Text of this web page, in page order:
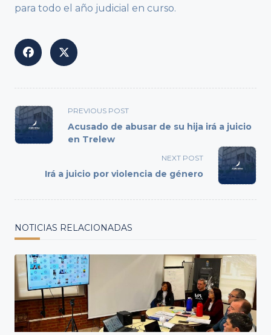
para todo el año judicial en curso.
<span
class="nav-
subtitle
text">Page</span>
PREVIOUS POST
Acusado de abusar de su hija irá a juicio
en Trelew
NEXT POST
Irá a juicio por violencia de género
NOTICIAS RELACIONADAS